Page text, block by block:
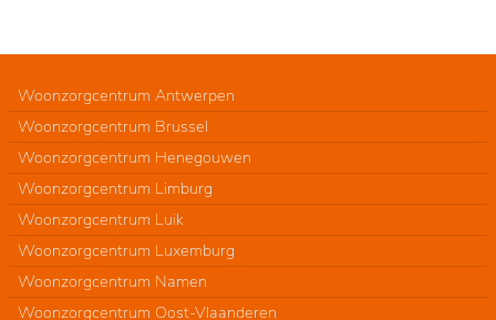
Woonzorgcentrum Antwerpen
Woonzorgcentrum Brussel
Woonzorgcentrum Henegouwen
Woonzorgcentrum Limburg
Woonzorgcentrum Luik
Woonzorgcentrum Luxemburg
Woonzorgcentrum Namen
Woonzorgcentrum Oost-Vlaanderen